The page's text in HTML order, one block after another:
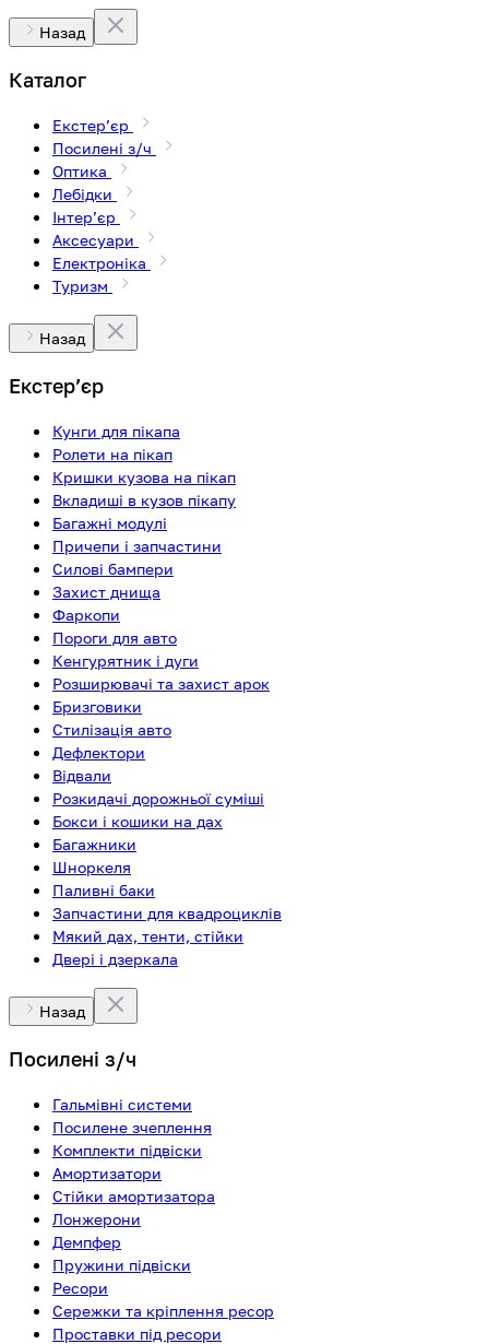
Назад
Каталог
Екстерʼєр
Посилені з/ч
Оптика
Лебідки
Інтерʼєр
Аксесуари
Електроніка
Туризм
Назад
Екстерʼєр
Кунги для пікапа
Ролети на пікап
Кришки кузова на пікап
Вкладиші в кузов пікапу
Багажні модулі
Причепи і запчастини
Силові бампери
Захист днища
Фаркопи
Пороги для авто
Кенгурятник і дуги
Розширювачі та захист арок
Бризговики
Стилізація авто
Дефлектори
Відвали
Розкидачі дорожньої суміші
Бокси і кошики на дах
Багажники
Шноркеля
Паливні баки
Запчастини для квадроциклів
Мякий дах, тенти, стійки
Двері і дзеркала
Назад
Посилені з/ч
Гальмівні системи
Посилене зчеплення
Комплекти підвіски
Амортизатори
Стійки амортизатора
Лонжерони
Демпфер
Пружини підвіски
Ресори
Сережки та кріплення ресор
Проставки під ресори